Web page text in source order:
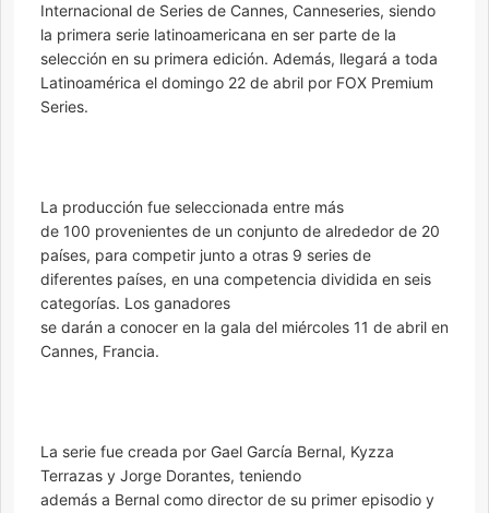
Internacional de Series de Cannes, Canneseries, siendo
la primera serie latinoamericana en ser parte de la
selección en su primera edición. Además, llegará a toda
Latinoamérica el domingo 22 de abril por FOX Premium
Series.
La producción fue seleccionada entre más
de 100 provenientes de un conjunto de alrededor de 20
países, para competir junto a otras 9 series de
diferentes países, en una competencia dividida en seis
categorías. Los ganadores
se darán a conocer en la gala del miércoles 11 de abril en
Cannes, Francia.
La serie fue creada por Gael García Bernal, Kyzza
Terrazas y Jorge Dorantes, teniendo
además a Bernal como director de su primer episodio y